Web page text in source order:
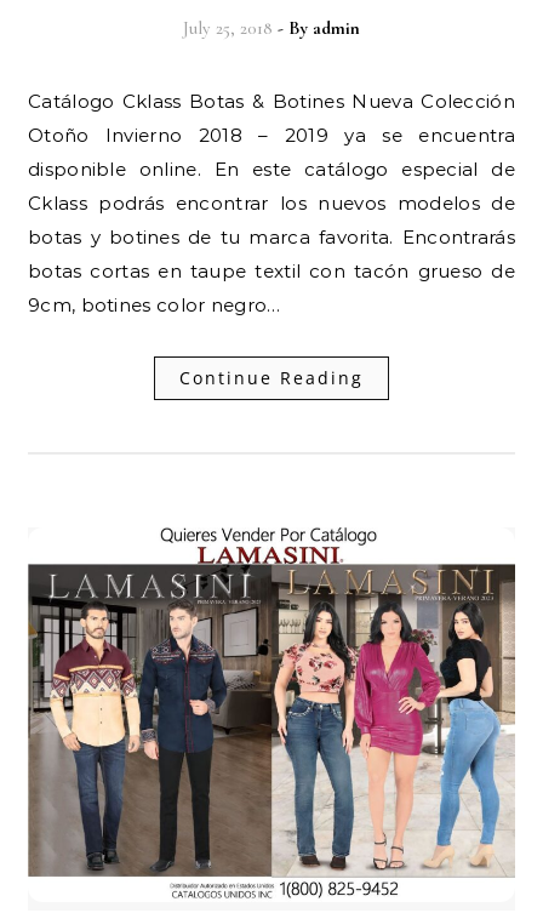
July 25, 2018 - By admin
Catálogo Cklass Botas & Botines Nueva Colección
Otoño Invierno 2018 – 2019 ya se encuentra
disponible online. En este catálogo especial de
Cklass podrás encontrar los nuevos modelos de
botas y botines de tu marca favorita. Encontrarás
botas cortas en taupe textil con tacón grueso de
9cm, botines color negro…
Continue Reading